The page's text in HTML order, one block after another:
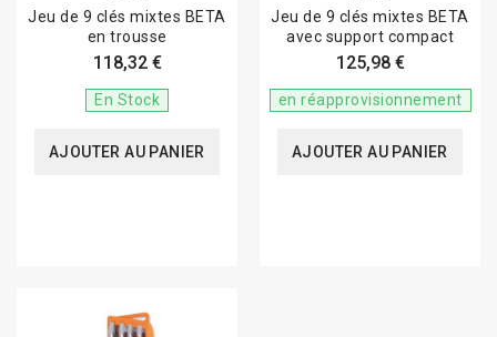
Jeu de 9 clés mixtes BETA
en trousse
118,32 €
En Stock
AJOUTER AU PANIER
Jeu de 9 clés mixtes BETA
avec support compact
125,98 €
en réapprovisionnement
AJOUTER AU PANIER